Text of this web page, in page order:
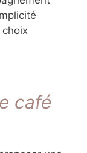
pour
type de
en